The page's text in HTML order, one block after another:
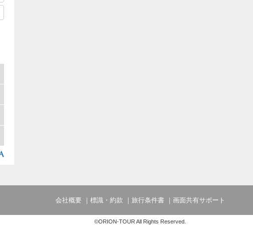
会社概要 標識・約款 旅行条件書 画面共有サポート
©ORION-TOUR All Rights Reserved.